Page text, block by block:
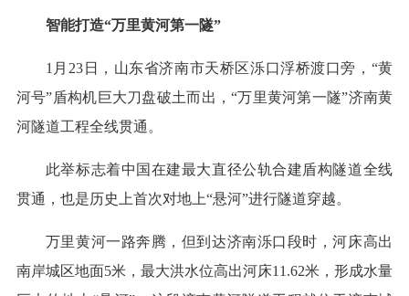
智能打造“万里黄河第一隧”
1月23日，山东省济南市天桥区泺口浮桥渡口旁，“黄
河号”盾构机巨大刀盘破土而出，“万里黄河第一隧”济南黄
河隧道工程全线贯通。
此举标志着中国在建最大直径公轨合建盾构隧道全线
贯通，也是历史上首次对地上“悬河”进行隧道穿越。
万里黄河一路奔腾，但到达济南泺口段时，河床高出
南岸城区地面5米，最大洪水位高出河床11.62米，形成水量